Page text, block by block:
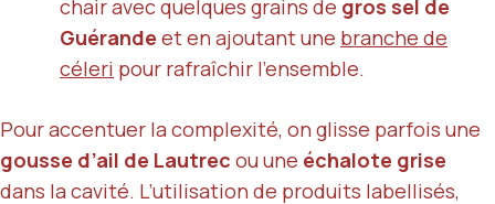
chair avec quelques grains de gros sel de
Guérande et en ajoutant une branche de
céleri pour rafraîchir l’ensemble.
Pour accentuer la complexité, on glisse parfois une
gousse d’ail de Lautrec ou une échalote grise
dans la cavité. L’utilisation de produits labellisés,